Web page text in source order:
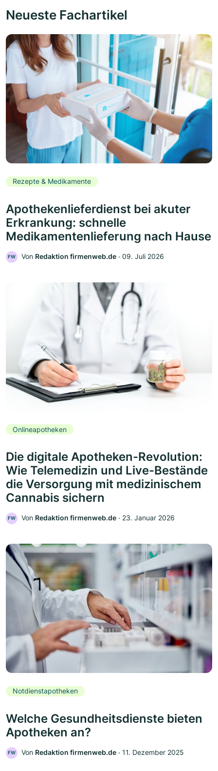
Neueste Fachartikel
Rezepte & Medikamente
Apothekenlieferdienst bei akuter
Erkrankung: schnelle
Medikamentenlieferung nach Hause
FW Von Redaktion firmenweb.de ‧ 09. Juli 2026
Onlineapotheken
Die digitale Apotheken-Revolution:
Wie Telemedizin und Live-Bestände
die Versorgung mit medizinischem
Cannabis sichern
FW Von Redaktion firmenweb.de ‧ 23. Januar 2026
Notdienstapotheken
Welche Gesundheitsdienste bieten
Apotheken an?
FW Von Redaktion firmenweb.de ‧ 11. Dezember 2025